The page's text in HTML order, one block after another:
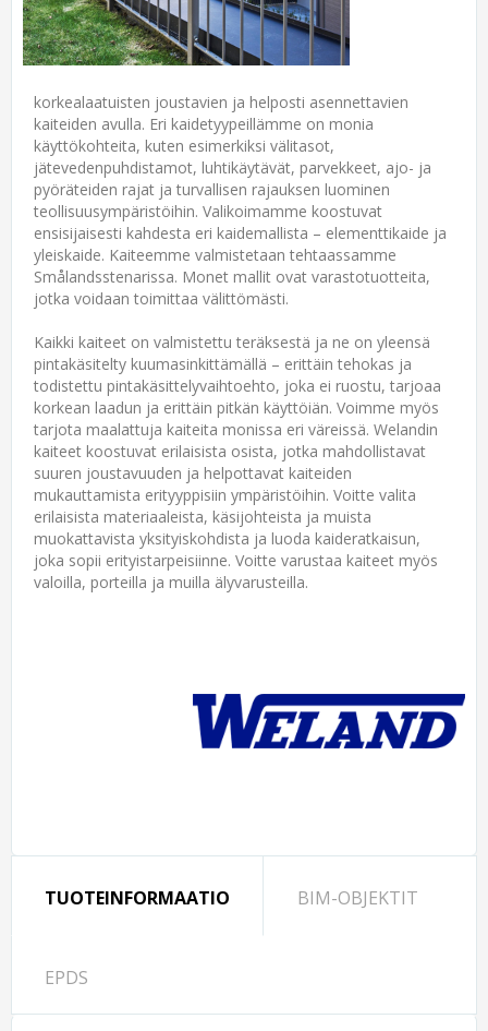
korkealaatuisten joustavien ja helposti asennettavien
kaiteiden avulla. Eri kaidetyypeillämme on monia
käyttökohteita, kuten esimerkiksi välitasot,
jätevedenpuhdistamot, luhtikäytävät, parvekkeet, ajo- ja
pyöräteiden rajat ja turvallisen rajauksen luominen
teollisuusympäristöihin. Valikoimamme koostuvat
ensisijaisesti kahdesta eri kaidemallista – elementtikaide ja
yleiskaide. Kaiteemme valmistetaan tehtaassamme
Smålandsstenarissa. Monet mallit ovat varastotuotteita,
jotka voidaan toimittaa välittömästi.
Kaikki kaiteet on valmistettu teräksestä ja ne on yleensä
pintakäsitelty kuumasinkittämällä – erittäin tehokas ja
todistettu pintakäsittelyvaihtoehto, joka ei ruostu, tarjoaa
korkean laadun ja erittäin pitkän käyttöiän. Voimme myös
tarjota maalattuja kaiteita monissa eri väreissä. Welandin
kaiteet koostuvat erilaisista osista, jotka mahdollistavat
suuren joustavuuden ja helpottavat kaiteiden
mukauttamista erityyppisiin ympäristöihin. Voitte valita
erilaisista materiaaleista, käsijohteista ja muista
muokattavista yksityiskohdista ja luoda kaideratkaisun,
joka sopii erityistarpeisiinne. Voitte varustaa kaiteet myös
valoilla, porteilla ja muilla älyvarusteilla.
TUOTEINFORMAATIO BIM-OBJEKTIT
EPDS